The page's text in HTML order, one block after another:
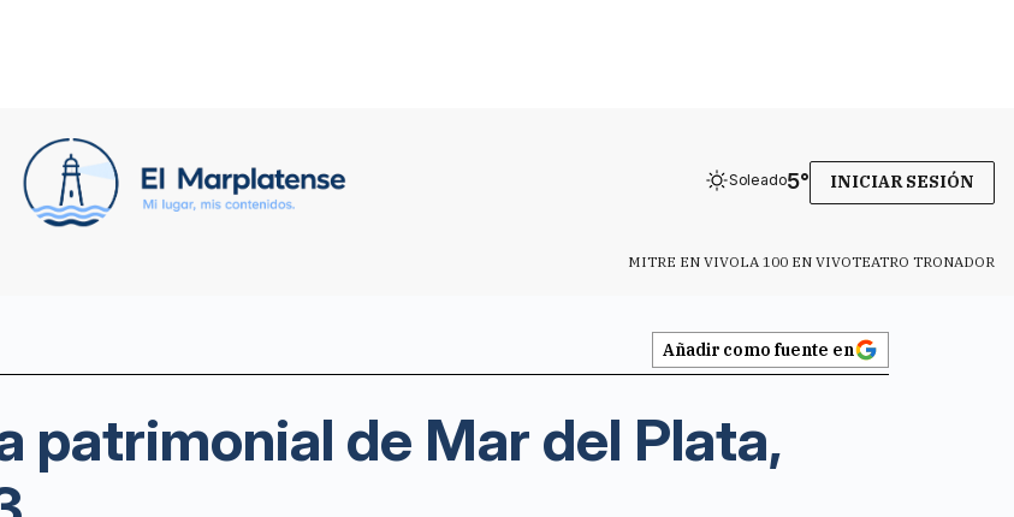
Soleado5° INICIAR SESIÓN
MITRE EN VIVOLA 100 EN VIVOTEATRO TRONADOR
Añadir como fuente en
patrimonial de Mar del Plata,